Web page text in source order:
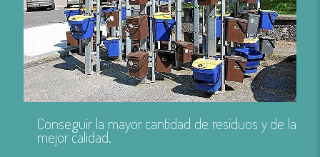
Conseguir la mayor cantidad de residuos y de la
mejor calidad.